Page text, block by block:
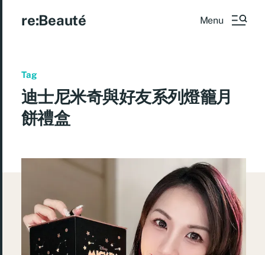
re:Beauté Menu
Tag
迪士尼米奇與好友系列燈籠月
餅禮盒